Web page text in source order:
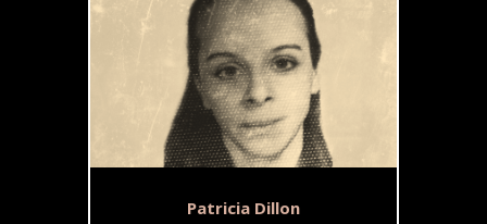
Patricia Dillon